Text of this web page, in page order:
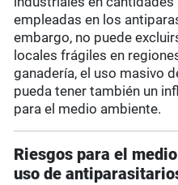
empleadas en los
embargo, no puede
locales frágiles en
ganadería, el uso masivo
pueda tener también un
para el medio ambiente.
Riesgos para el
uso de